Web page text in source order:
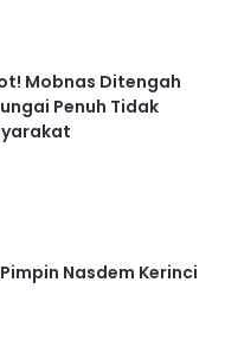
Mobnas Ditengah
Penuh Tidak
Nasdem Kerinci